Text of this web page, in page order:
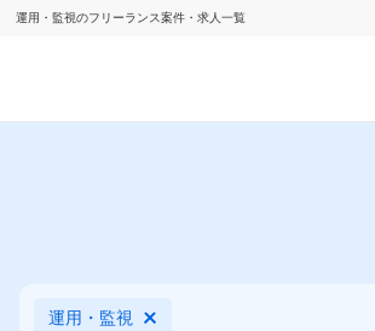
運用・監視のフリーランス案件・求人一覧
運用・監視